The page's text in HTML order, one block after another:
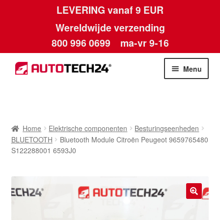
LEVERING vanaf 9 EUR
Wereldwijde verzending
800 996 0699 ma-vr 9-16
Ga
door
Ga
naar
Menu
Algemene voorwaarden
Betalingen
Contact
Home Elektrische componenten
Besturingseenheden
BLUETOOTH
Bluetooth Module Citroën Peugeot 9659765480
S122288001 6593J0